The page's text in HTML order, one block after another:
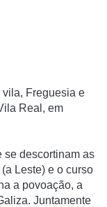
Freguesia e
Real, em
se descortinam as
Leste) e o curso
a povoação, a
Juntamente